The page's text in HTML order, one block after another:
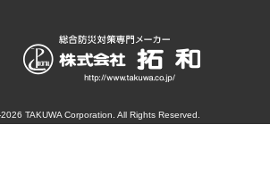
TAKUWA Corporation. All Rights Reserved.